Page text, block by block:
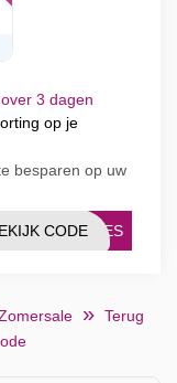
3 dagen
op je
besparen op uw
DIES
CODE
Terug